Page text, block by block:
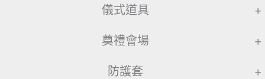
儀式道具 +
奠禮會場 +
防護套 +